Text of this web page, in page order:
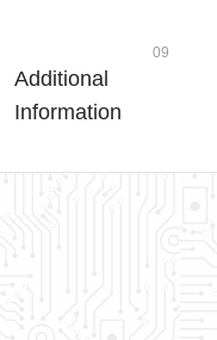
09
Additional
Information